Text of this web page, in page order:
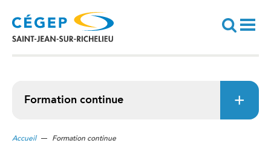
contenu
principal
Recherche
Formation continue
Accueil
Formation continue